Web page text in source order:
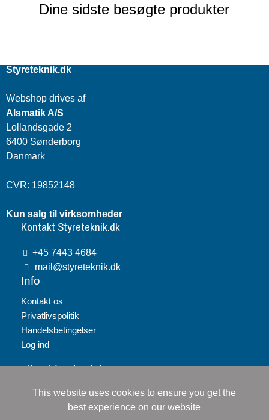
Dine sidste besøgte produkter
Styreteknik.dk
Webshop drives af
Alsmatik A/S
Lollandsgade 2
6400 Sønderborg
Danmark
CVR: 19852148
Kun salg til virksomheder
Kontakt Styreteknik.dk
+45 7443 4684
mail@styreteknik.dk
Info
Kontakt os
Privatlivspolitik
Handelsbetingelser
Log ind
Tilmeld nyhedsbrev
Tilmeld
This website uses cookies to ensure you get the
best experience on our website